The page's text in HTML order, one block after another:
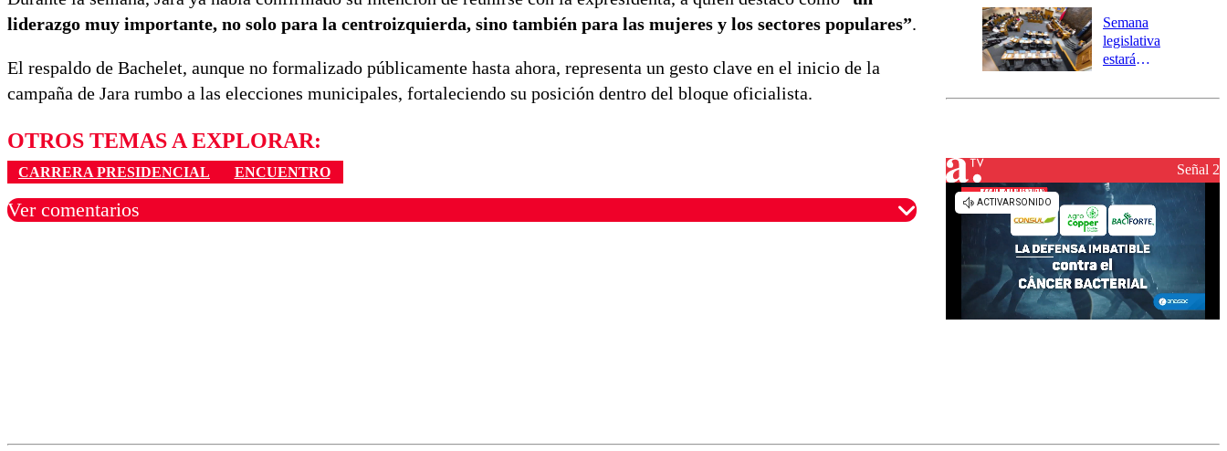
liderazgo muy importante, no solo para la centroizquierda, sino también para las mujeres y los sectores populares”.
El respaldo de Bachelet, aunque no formalizado públicamente hasta ahora, representa un gesto clave en el inicio de la
campaña de Jara rumbo a las elecciones municipales, fortaleciendo su posición dentro del bloque oficialista.
OTROS TEMAS A EXPLORAR:
CARRERA PRESIDENCIAL ENCUENTRO
Ver comentarios
Preventiva en
tres comunas
Semana
legislativa
estará
el fin de la
reconstrucciónSeñal 2